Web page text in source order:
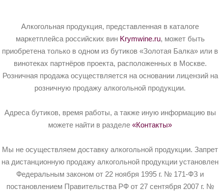
Алкогольная продукция, представленная в каталоге
маркетплейса российских вин Krymwine.ru, может быть
приобретена только в одном из бутиков «Золотая Балка» или в
винотеках партнёров проекта, расположенных в Москве.
Розничная продажа осуществляется на основании лицензий на
розничную продажу алкогольной продукции.
Адреса бутиков, время работы, а также иную информацию вы
можете найти в разделе «Контакты»
Мы не осуществляем доставку алкогольной продукции. Запрет
на дистанционную продажу алкогольной продукции установлен
Федеральным законом от 22 ноября 1995 г. № 171-ФЗ и
постановлением Правительства РФ от 27 сентября 2007 г. №